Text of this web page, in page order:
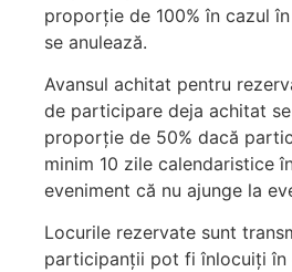
proporție de 100% în cazul
se anulează.
Avansul achitat pentru
de participare deja achitat
proporție de 50% dacă
minim 10 zile calendaristice
eveniment că nu ajunge la
Locurile rezervate sunt
participanții pot fi înlocuiți în